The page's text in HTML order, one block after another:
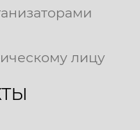
лицу